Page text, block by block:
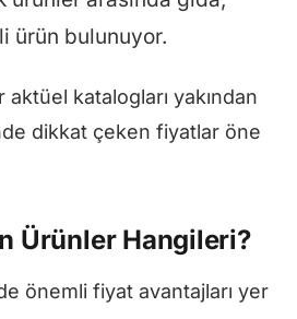
ürün bulunuyor.
katalogları yakından
dikkat çeken fiyatlar öne
Ürünler Hangileri?
önemli fiyat avantajları yer